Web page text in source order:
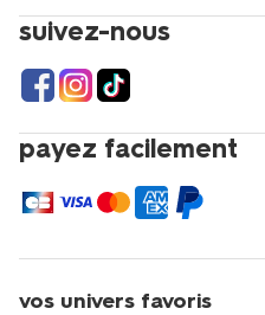
suivez-nous
payez facilement
vos univers favoris